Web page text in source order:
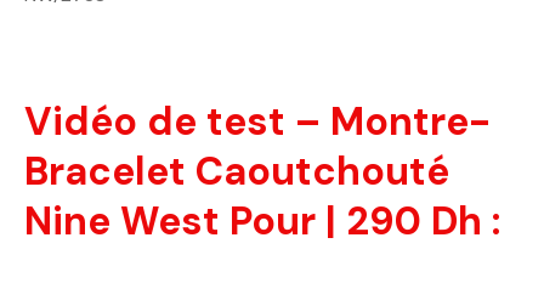
Vidéo de test – Montre-
Bracelet Caoutchouté
Nine West Pour | 290 Dh :